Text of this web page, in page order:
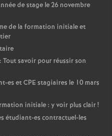
de stage le 26 novembre
de la formation initiale et
savoir pour réussir son
es etCPE stagiaires le 10 mars
initiale : y voir plus clair!
étudiant-es contractuel-les